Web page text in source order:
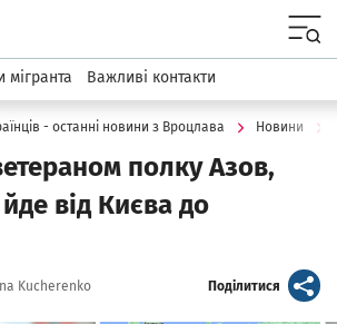
informacyjny wroclaw.pl
мігранта Важливі контакти
- останні новини з Вроцлава Новини
полку Азов,
від Києва до
Kucherenko Поділитися artykuł